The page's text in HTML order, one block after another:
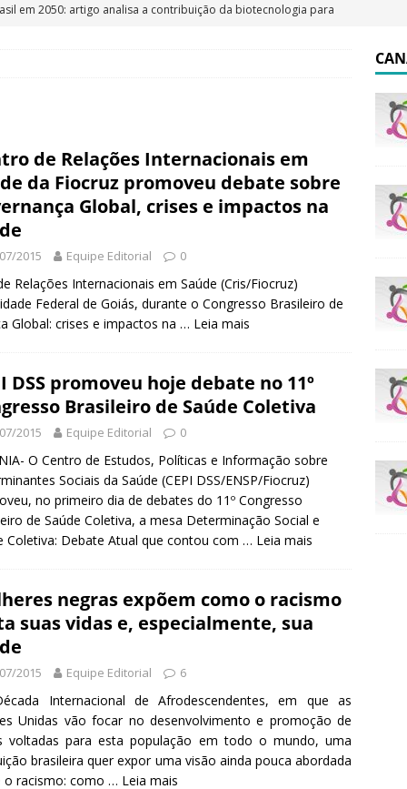
em 2050: artigo analisa a contribuição da biotecnologia para
e pobreza cai, mas Brasil segue marcado por desigualdades
indígena no Brasil: o que garante a lei e o que dizem os
de Relações Internacionais em
da Fiocruz promoveu debate sobre
Global, crises e impactos na
2015 Equipe Editorial 0
Relações Internacionais em Saúde (Cris/Fiocruz)
Federal de Goiás, durante o Congresso Brasileiro de
Global: crises e impactos na … Leia mais
DSS promoveu hoje debate no 11º
Brasileiro de Saúde Coletiva
2015 Equipe Editorial 0
O Centro de Estudos, Políticas e Informação sobre
Sociais da Saúde (CEPI DSS/ENSP/Fiocruz)
no primeiro dia de debates do 11º Congresso
de Saúde Coletiva, a mesa Determinação Social e
Coletiva: Debate Atual que contou com … Leia mais
negras expõem como o racismo
suas vidas e, especialmente, sua
2015 Equipe Editorial 6
Internacional de Afrodescendentes, em que as
Unidas vão focar no desenvolvimento e promoção de
voltadas para esta população em todo o mundo, uma
brasileira quer expor uma visão ainda pouca abordada
o racismo: como … Leia mais